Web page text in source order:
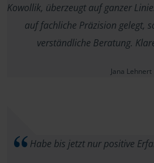
Kowollik, überzeugt auf ganzer
auf fachliche Präzision gelegt,
verständliche Beratung.
Jana Lehnert
Habe bis jetzt nur positive